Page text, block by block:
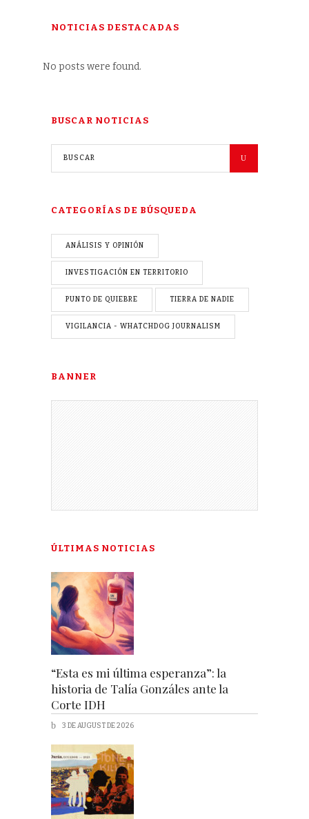
NOTICIAS DESTACADAS
No posts were found.
BUSCAR NOTICIAS
CATEGORÍAS DE BÚSQUEDA
ANÁLISIS Y OPINIÓN
INVESTIGACIÓN EN TERRITORIO
PUNTO DE QUIEBRE TIERRA DE NADIE
VIGILANCIA - WHATCHDOG JOURNALISM
BANNER
ÚLTIMAS NOTICIAS
“Esta es mi última esperanza”: la
historia de Talía Gonzáles ante la
Corte IDH
3 DE AUGUST DE 2026